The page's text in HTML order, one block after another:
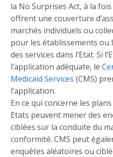
la No Surprises Act, à la
offrent une couverture
marchés individuels ou
pour les établissements
des services dans l’Etat. Si
l’application adéquate, le
Medicaid Services (CMS)
l’application.
En ce qui concerne les
Etats peuvent mener des
ciblées sur la conduite du
conformité. CMS peut
enquêtes aléatoires ou